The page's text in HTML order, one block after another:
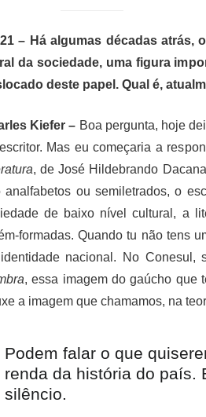
– Há algumas décadas atrás,
da sociedade, uma figura
deste papel. Qual é,
Kiefer – Boa pergunta, hoje
Mas eu começaria a
, de José Hildebrando
analfabetos ou semiletrados, o
de baixo nível cultural, a
formadas. Quando tu não tens
nacional. No Conesul,
, essa imagem do gaúcho que
a imagem que chamamos, na
Podem falar o que
renda da história do país.
silêncio.